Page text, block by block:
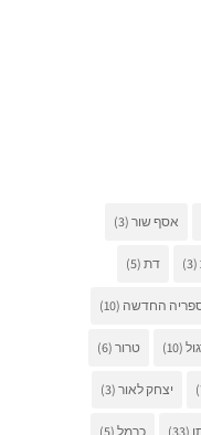
אסף שור(3)
(3) דת(5)
החדשה (10)
(10) טרור(6)
יצחק לאור(3)
(33) כרמל(5)